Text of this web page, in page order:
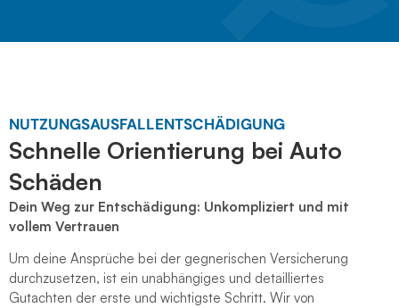
NUTZUNGSAUSFALLENTSCHÄDIGUNG
Schnelle Orientierung bei Auto
Schäden
Dein Weg zur Entschädigung: Unkompliziert und mit
vollem Vertrauen
Um deine Ansprüche bei der gegnerischen Versicherung
durchzusetzen, ist ein unabhängiges und detailliertes
Gutachten der erste und wichtigste Schritt. Wir von